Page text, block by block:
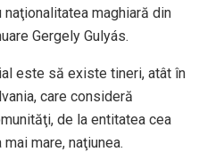
maghiară din
Gergely Gulyás.
este să existe tineri, atât în
care consideră
de la entitatea cea
mare, naţiunea.